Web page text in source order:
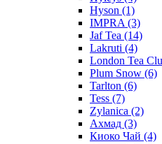
Hyson (1)
IMPRA (3)
Jaf Tea (14)
Lakruti (4)
London Tea
Plum Snow (6)
Tarlton (6)
Tess (7)
Zylanica (2)
Ахмад (3)
Киоко Чай (4)